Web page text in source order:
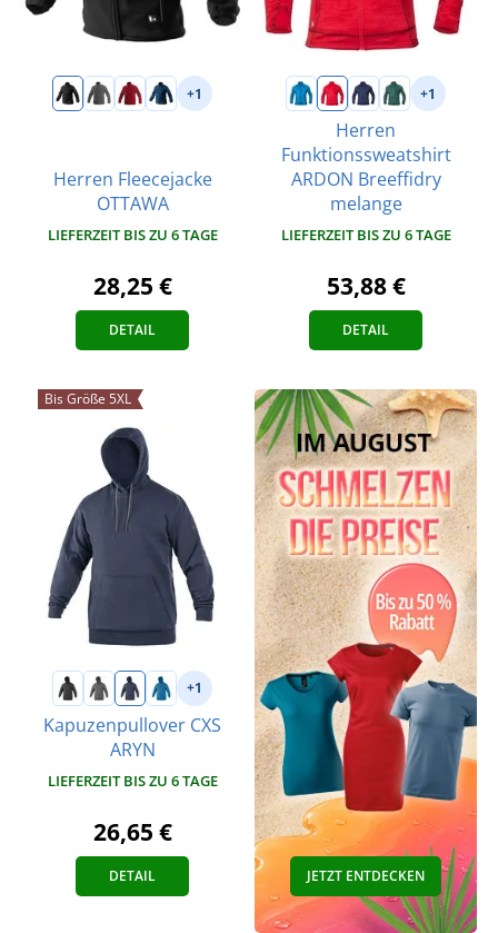
+1
Herren Fleecejacke
OTTAWA
LIEFERZEIT BIS ZU 6 TAGE
28,25 €
DETAIL
+1
Herren
Funktionssweatshirt
ARDON Breeffidry
melange
LIEFERZEIT BIS ZU 6 TAGE
53,88 €
DETAIL
Bis Größe 5XL
+1
Kapuzenpullover CXS
ARYN
LIEFERZEIT BIS ZU 6 TAGE
26,65 €
DETAIL JETZT ENTDECKEN